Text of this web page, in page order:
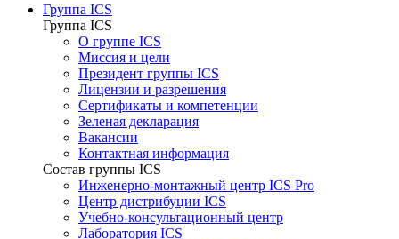
Группа ICS
Группа ICS
О группе ICS
Миссия и цели
Президент группы ICS
Лицензии и разрешения
Сертификаты и компетенции
Зеленая декларация
Вакансии
Контактная информация
Состав группы ICS
Инженерно-монтажный центр ICS Pro
Центр дистрибуции ICS
Учебно-консультационный центр
Лаборатория ICS